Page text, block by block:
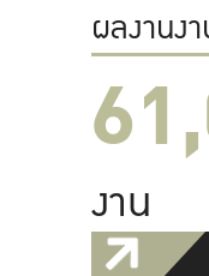
ผลงานง
งาน